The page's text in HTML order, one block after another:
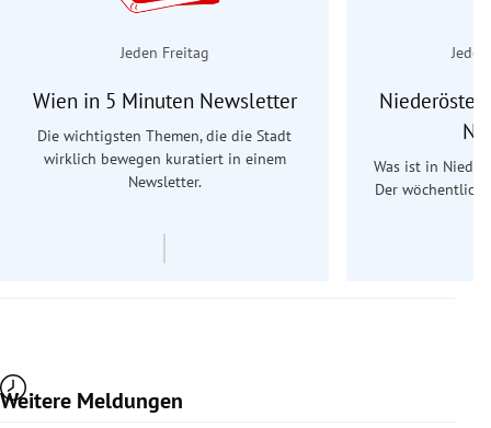
Jeden Freitag
Wien in 5 Minuten Newsletter
Die wichtigsten Themen, die die Stadt
wirklich bewegen kuratiert in einem
Newsletter.
Was ist in
Der
Weitere Meldungen